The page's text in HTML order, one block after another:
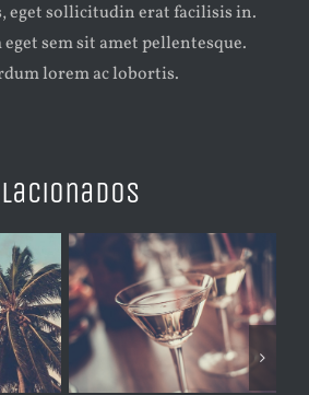
eget sollicitudin erat facilisis in.
sem sit amet pellentesque.
lorem ac lobortis.